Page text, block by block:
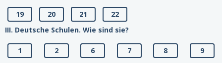
19 20 21
22
III. Deutsche Schulen. Wie sind sie?
1 2 6 7 8 9